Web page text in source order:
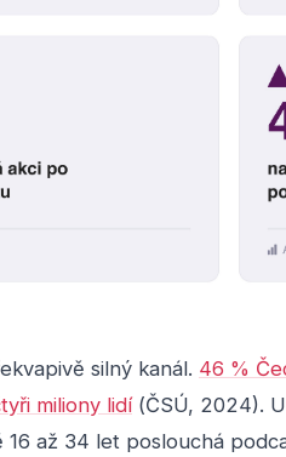
silný kanál. 46 %
miliony lidí(ČSÚ, 2024).
až 34 let poslouchá